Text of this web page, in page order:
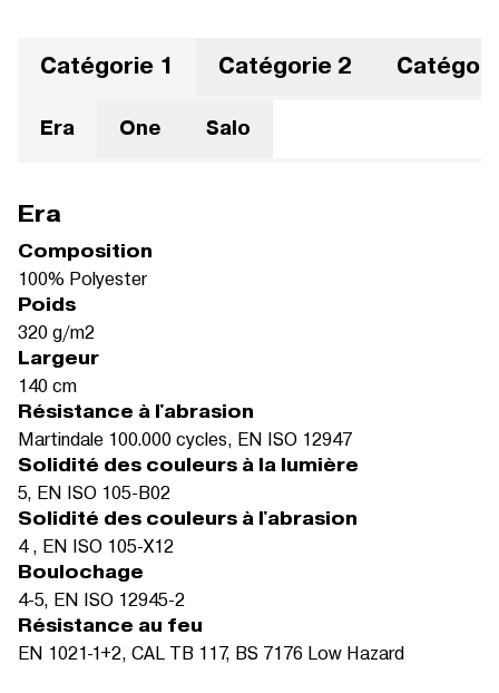
Catégorie 1 Catégorie 2
Era One Salo
Era
Composition
100% Polyester
Poids
320 g/m2
Largeur
140 cm
Résistance à l'abrasion
Martindale 100.000 cycles, EN ISO 12947
Solidité des couleurs à la lumière
5, EN ISO 105-B02
Solidité des couleurs à l'abrasion
4 , EN ISO 105-X12
Boulochage
4-5, EN ISO 12945-2
Résistance au feu
EN 1021-1+2, CAL TB 117, BS 7176 Low Hazard